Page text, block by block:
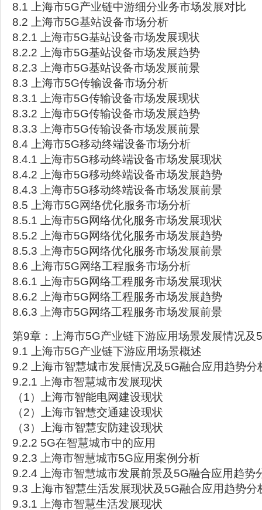
8.1 上海市5G产业链中游细分业务市场发展对比
8.2 上海市5G基站设备市场分析
8.2.1 上海市5G基站设备市场发展现状
8.2.2 上海市5G基站设备市场发展趋势
8.2.3 上海市5G基站设备市场发展前景
8.3 上海市5G传输设备市场分析
8.3.1 上海市5G传输设备市场发展现状
8.3.2 上海市5G传输设备市场发展趋势
8.3.3 上海市5G传输设备市场发展前景
8.4 上海市5G移动终端设备市场分析
8.4.1 上海市5G移动终端设备市场发展现状
8.4.2 上海市5G移动终端设备市场发展趋势
8.4.3 上海市5G移动终端设备市场发展前景
8.5 上海市5G网络优化服务市场分析
8.5.1 上海市5G网络优化服务市场发展现状
8.5.2 上海市5G网络优化服务市场发展趋势
8.5.3 上海市5G网络优化服务市场发展前景
8.6 上海市5G网络工程服务市场分析
8.6.1 上海市5G网络工程服务市场发展现状
8.6.2 上海市5G网络工程服务市场发展趋势
8.6.3 上海市5G网络工程服务市场发展前景
第9章：上海市5G产业链下游应用场景发展情况及
9.1 上海市5G产业链下游应用场景概述
9.2 上海市智慧城市发展情况及5G融合应用趋势分
9.2.1 上海市智慧城市发展现状
（1）上海市智能电网建设现状
（2）上海市智慧交通建设现状
（3）上海市智慧安防建设现状
9.2.2 5G在智慧城市中的应用
9.2.3 上海市智慧城市5G应用案例分析
9.2.4 上海市智慧城市发展前景及5G融合应用趋势
9.3 上海市智慧生活发展现状及5G融合应用趋势分
9.3.1 上海市智慧生活发展现状